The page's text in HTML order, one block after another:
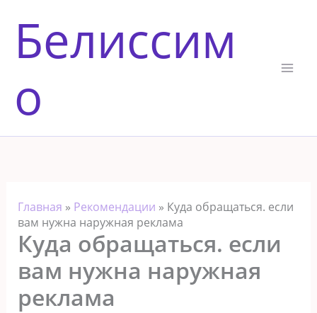
содержимому
Белиссим
о
Главная » Рекомендации » Куда обращаться. если
вам нужна наружная реклама
Куда обращаться. если
вам нужна наружная
реклама